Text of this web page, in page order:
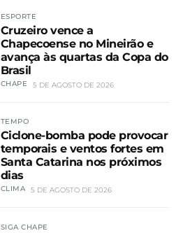
ESPORTE
Cruzeiro vence a
Chapecoense no Mineirão e
avança às quartas da Copa do
Brasil
CHAPE 5 DE AGOSTO DE 2026
TEMPO
Ciclone-bomba pode provocar
temporais e ventos fortes em
Santa Catarina nos próximos
dias
CLIMA 5 DE AGOSTO DE 2026
SIGA CHAPE